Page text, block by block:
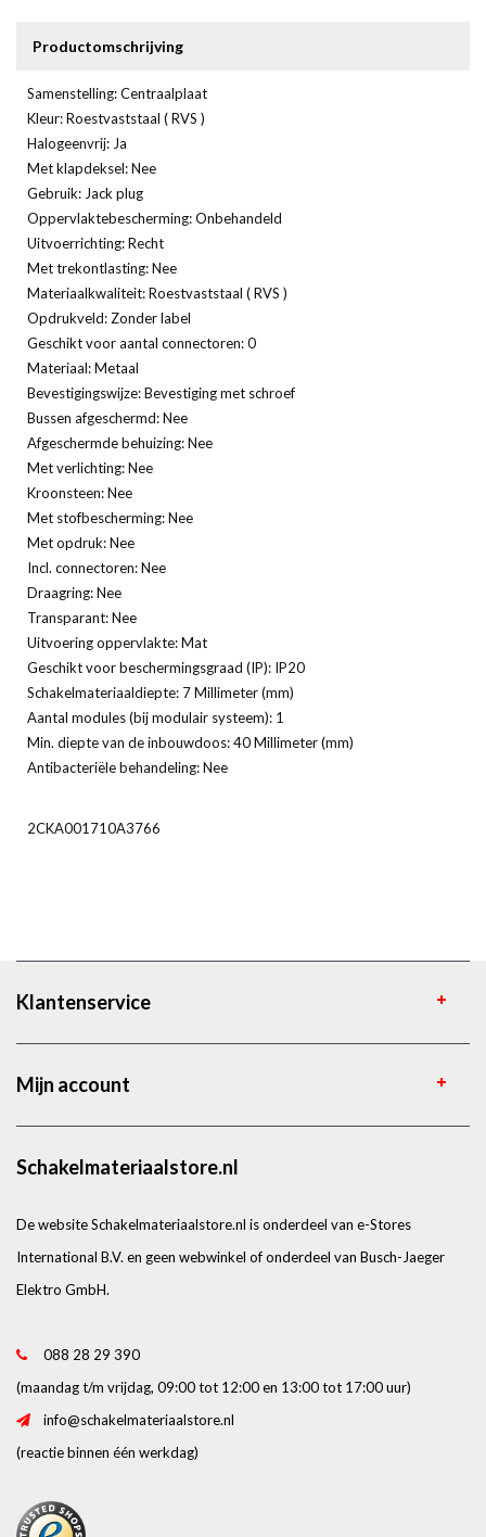
Productomschrijving
Samenstelling: Centraalplaat
Kleur: Roestvaststaal ( RVS )
Halogeenvrij: Ja
Met klapdeksel: Nee
Gebruik: Jack plug
Oppervlaktebescherming: Onbehandeld
Uitvoerrichting: Recht
Met trekontlasting: Nee
Materiaalkwaliteit: Roestvaststaal ( RVS )
Opdrukveld: Zonder label
Geschikt voor aantal connectoren: 0
Materiaal: Metaal
Bevestigingswijze: Bevestiging met schroef
Bussen afgeschermd: Nee
Afgeschermde behuizing: Nee
Met verlichting: Nee
Kroonsteen: Nee
Met stofbescherming: Nee
Met opdruk: Nee
Incl. connectoren: Nee
Draagring: Nee
Transparant: Nee
Uitvoering oppervlakte: Mat
Geschikt voor beschermingsgraad (IP): IP20
Schakelmateriaaldiepte: 7 Millimeter (mm)
Aantal modules (bij modulair systeem): 1
Min. diepte van de inbouwdoos: 40 Millimeter (mm)
Antibacteriële behandeling: Nee
2CKA001710A3766
Klantenservice
Mijn account
Schakelmateriaalstore.nl
De website Schakelmateriaalstore.nl is onderdeel van e-Stores
International B.V. en geen webwinkel of onderdeel van Busch-Jaeger
Elektro GmbH.
088 28 29 390
(maandag t/m vrijdag, 09:00 tot 12:00 en 13:00 tot 17:00 uur)
info@schakelmateriaalstore.nl
(reactie binnen één werkdag)